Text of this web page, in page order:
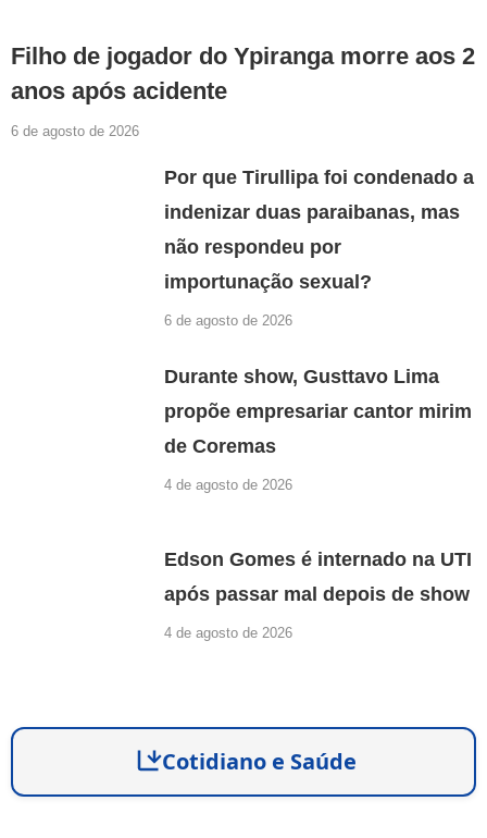
Filho de jogador do Ypiranga morre aos 2
anos após acidente
6 de agosto de 2026
Por que Tirullipa foi condenado a
indenizar duas paraibanas, mas
não respondeu por
importunação sexual?
6 de agosto de 2026
Durante show, Gusttavo Lima
propõe empresariar cantor mirim
de Coremas
4 de agosto de 2026
Edson Gomes é internado na UTI
após passar mal depois de show
4 de agosto de 2026
Cotidiano e Saúde